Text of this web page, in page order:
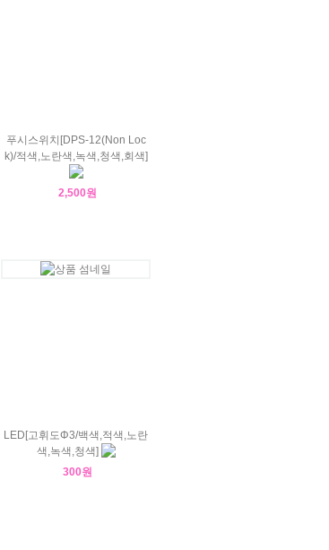
푸시스위치[DPS-12(Non Loc
k)/적색,노란색,녹색,청색,회색]
2,500원
LED[고휘도Φ3/백색,적색,노란
색,녹색,청색]
300원